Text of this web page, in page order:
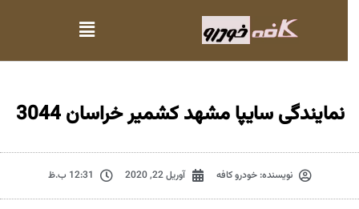
نمایندگی سایپا مشهد کشمیر خراسان 3044
نویسنده:خودرو کافه آوریل 22, 2020 12:31 ب.ظ